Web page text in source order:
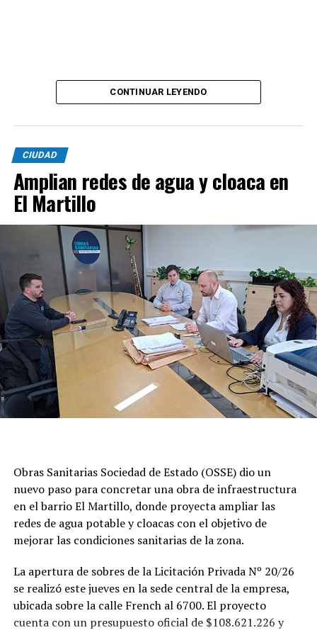
CONTINUAR LEYENDO
CIUDAD
Amplian redes de agua y cloaca en
El Martillo
Obras Sanitarias Sociedad de Estado (OSSE) dio un
nuevo paso para concretar una obra de infraestructura
en el barrio El Martillo, donde proyecta ampliar las
redes de agua potable y cloacas con el objetivo de
mejorar las condiciones sanitarias de la zona.
La apertura de sobres de la Licitación Privada Nº 20/26
se realizó este jueves en la sede central de la empresa,
ubicada sobre la calle French al 6700. El proyecto
cuenta con un presupuesto oficial de $108.621.226 y